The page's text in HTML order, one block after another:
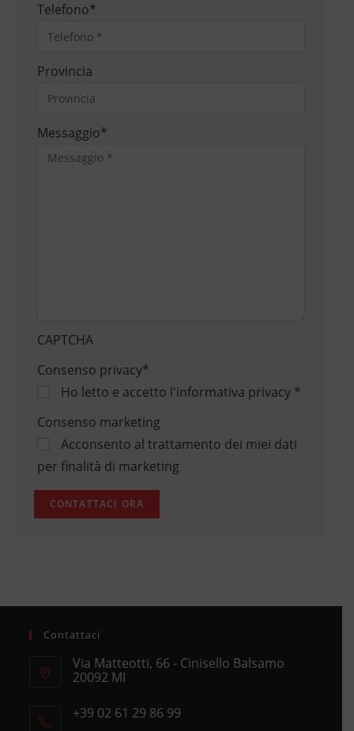
Telefono*
Provincia
Messaggio*
CAPTCHA
Consenso privacy*
Ho letto e accetto l'informativa privacy*
Consenso marketing
Acconsento al trattamento dei miei dati
per finalità di marketing
Contattaci
Via Matteotti, 66 - Cinisello Balsamo
20092 MI
in
+39 02 61 29 86 99